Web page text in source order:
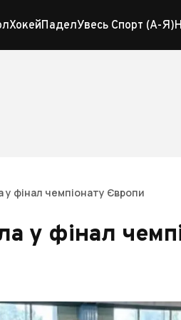
ХокейПаделУвесь Спорт (А-Я)
фінал чемпіонату Європи
у фінал